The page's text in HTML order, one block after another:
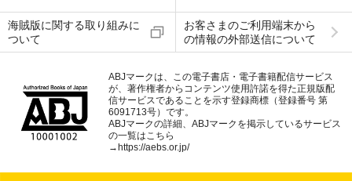
海賊版に関する取り組みに
ついて
お客さまのご利用端末から
の情報の外部送信について
ABJマークは、この電子書店・電子書籍配信サービス
が、著作権者からコンテンツ使用許諾を得た正規版配
信サービスであることを示す登録商標（登録番号 第
6091713号）です。
ABJマークの詳細、ABJマークを掲示しているサービス
の一覧はこちら
→ https://aebs.or.jp/